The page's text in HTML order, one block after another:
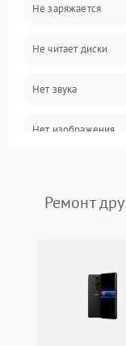
Геймпады и
Разъёмы и корпус
Питание и
Перегрев и
Изображение
Не заряжается
Не читает диски
Нет звука
Нет изображения
Ремонт